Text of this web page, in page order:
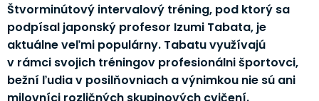
Štvorminútový intervalový tréning, pod ktorý sa
podpísal japonský profesor Izumi Tabata, je
aktuálne veľmi populárny. Tabatu využívajú
v rámci svojich tréningov profesionálni športovci,
bežní ľudia v posilňovniach a výnimkou nie sú ani
milovníci rozličných skupinových cvičení.